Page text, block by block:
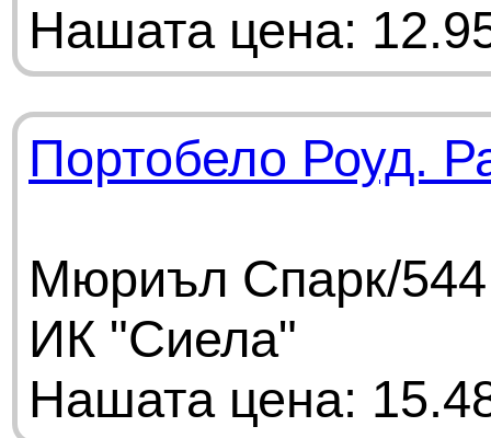
Нашата цена:
Портобело Роуд.
Мюриъл Спарк/
ИК "Сиела"
Нашата цена: